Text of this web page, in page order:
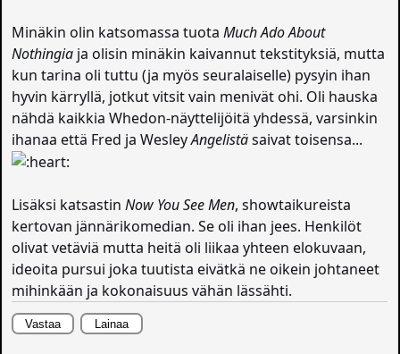
Minäkin olin katsomassa tuotaMuch Ado About
Nothingia ja olisin minäkin kaivannut tekstityksiä, mutta
kun tarina oli tuttu (ja myös seuralaiselle) pysyin ihan
hyvin kärryllä, jotkut vitsit vain menivät ohi. Oli hauska
nähdä kaikkia Whedon-näyttelijöitä yhdessä, varsinkin
ihanaa että Fred ja WesleyAngelistäsaivat toisensa...
Lisäksi katsastinNow You See Men, showtaikureista
kertovan jännärikomedian. Se oli ihan jees. Henkilöt
olivat vetäviä mutta heitä oli liikaa yhteen elokuvaan,
ideoita pursui joka tuutista eivätkä ne oikein johtaneet
mihinkään ja kokonaisuus vähän lässähti.
Vastaa Lainaa